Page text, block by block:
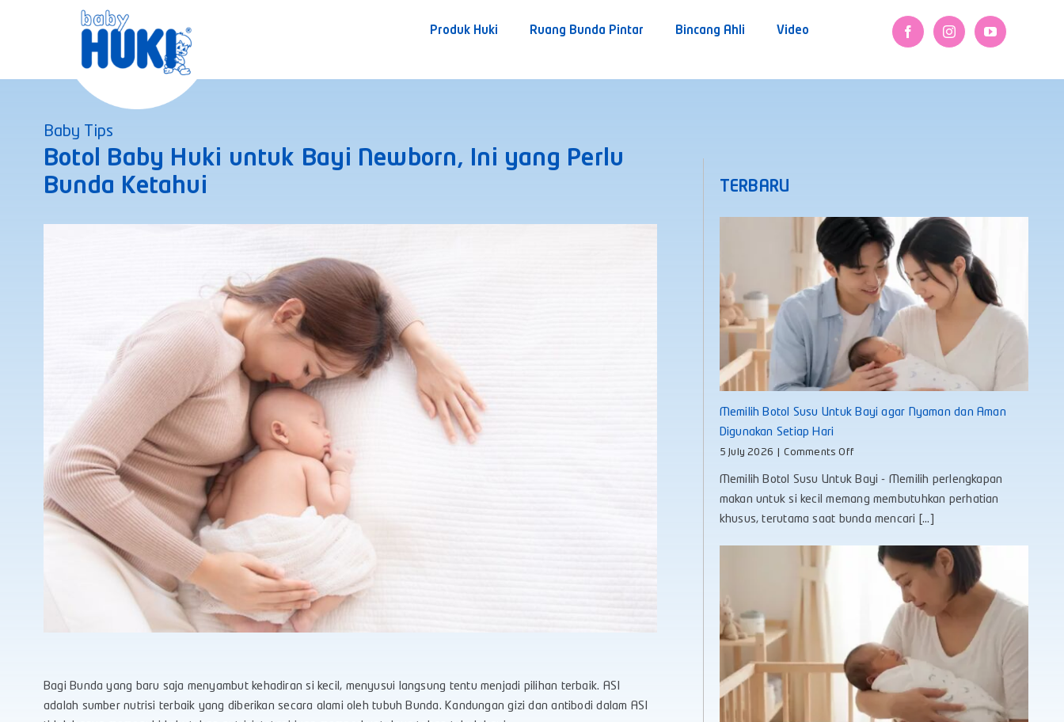
Produk Huki Ruang Bunda Pintar Bincang Ahli Video
Baby Tips
Botol Baby Huki untuk Bayi Newborn, Ini yang Perlu
Bunda Ketahui
Bagi Bunda yang baru saja menyambut kehadiran si kecil, menyusui langsung tentu menjadi pilihan terbaik. ASI
adalah sumber nutrisi terbaik yang diberikan secara alami oleh tubuh Bunda. Kandungan gizi dan antibodi dalam ASI
TERBARU
Memilih Botol Susu Untuk Bayi agar Nyaman dan Aman
Digunakan Setiap Hari
5 July 2026 Comments Offon
Botol
Susu
Nyaman
Memilih Botol Susu Untuk Bayi - Memilih perlengkapan
makan untuk si kecil memang membutuhkan perhatian
khusus, terutama saat bunda mencari [...]